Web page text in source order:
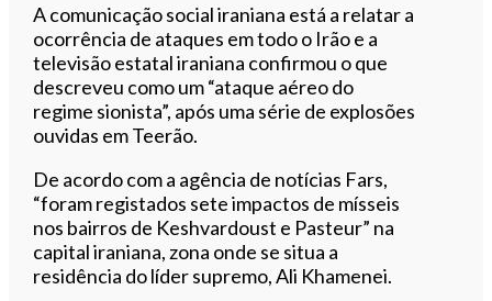
A comunicação social iraniana está a relatar a
ocorrência de ataques em todo o Irão e a
televisão estatal iraniana confirmou o que
descreveu como um “ataque aéreo do
regime sionista”, após uma série de explosões
ouvidas em Teerão.
De acordo com a agência de notícias Fars,
“foram registados sete impactos de mísseis
nos bairros de Keshvardoust e Pasteur” na
capital iraniana, zona onde se situa a
residência do líder supremo, Ali Khamenei.